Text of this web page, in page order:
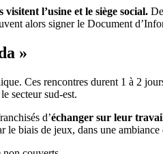
visitent l’usine et le siège social.
alors signer le Document
»
Ces rencontres durent 1 à 2
secteur sud-est.
d’échanger sur leur
biais de jeux, dans une ambiance